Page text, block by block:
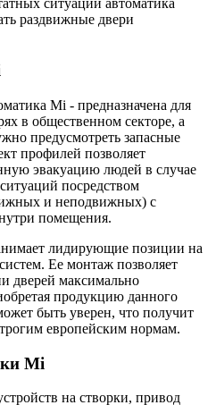
ситуаций автоматика
раздвижные двери
Mi - предназначена для
в общественном секторе, а
предусмотреть запасные
профилей позволяет
эвакуацию людей в случае
посредством
и неподвижных) с
помещения.
лидирующие позиции на
Ее монтаж позволяет
дверей максимально
продукцию данного
быть уверен, что получит
европейским нормам.
Mi
на створки, привод